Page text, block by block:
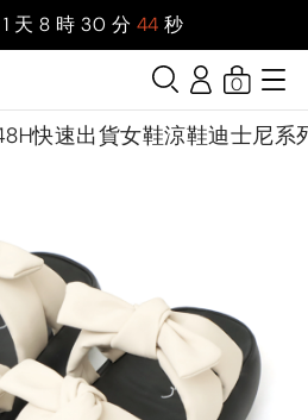
1 天 8 時 30 分 42 秒
快速出貨女鞋涼鞋迪士尼系
0